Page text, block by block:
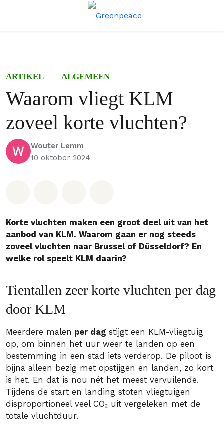
ARTIKEL ALGEMEEN
Waarom vliegt KLM
zoveel korte vluchten?
Wouter Lemm
10 oktober 2024
Korte vluchten maken een groot deel uit van het
aanbod van KLM. Waarom gaan er nog steeds
zoveel vluchten naar Brussel of Düsseldorf? En
welke rol speelt KLM daarin?
Tientallen zeer korte vluchten per dag
door KLM
Meerdere malen per dag stijgt een KLM-vliegtuig
op, om binnen het uur weer te landen op een
bestemming in een stad iets verderop. De piloot is
bijna alleen bezig met opstijgen en landen, zo kort
is het. En dat is nou nét het meest vervuilende.
Tijdens de start en landing stoten vliegtuigen
disproportioneel veel CO₂ uit vergeleken met de
totale vluchtduur.